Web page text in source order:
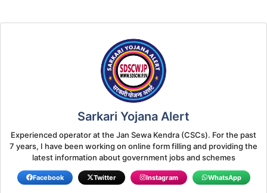
Sarkari Yojana Alert
Experienced operator at the Jan Sewa Kendra (CSCs). For the past
7 years, I have been working on online form filling and providing the
latest information about government jobs and schemes
Facebook Twitter Instagram WhatsApp